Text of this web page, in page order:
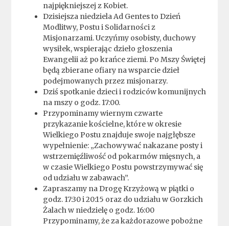
najpiękniejszej z Kobiet.
Dzisiejsza niedziela Ad Gentes to Dzień
Modlitwy, Postu i Solidarności z
Misjonarzami. Uczyńmy osobisty, duchowy
wysiłek, wspierając dzieło głoszenia
Ewangelii aż po krańce ziemi. Po Mszy Świętej
będą zbierane ofiary na wsparcie dzieł
podejmowanych przez misjonarzy.
Dziś spotkanie dzieci i rodziców komunijnych
na mszy o godz. 17:00.
Przypominamy wiernym czwarte
przykazanie kościelne, które w okresie
Wielkiego Postu znajduje swoje najgłębsze
wypełnienie: „Zachowywać nakazane posty i
wstrzemięźliwość od pokarmów mięsnych, a
w czasie Wielkiego Postu powstrzymywać się
od udziału w zabawach”.
Zapraszamy na Drogę Krzyżową w piątki o
godz. 17:30 i 20:15 oraz do udziału w Gorzkich
Żalach w niedzielę o godz. 16:00
Przypominamy, że za każdorazowe pobożne